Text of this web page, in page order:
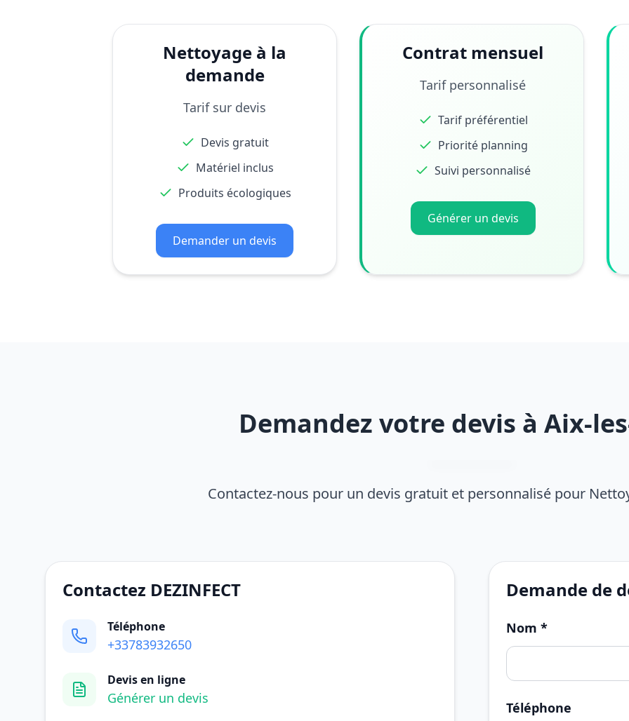
Nettoyage à la
demande
Tarif sur devis
Devis gratuit
Matériel inclus
Produits écologiques
Demander un devis
Contrat mensuel
Tarif personnalisé
Tarif préférentiel
Priorité planning
Suivi personnalisé
Générer un devis
Demandez votre devis à Aix-
Contactez-nous pour un devis gratuit et personnalisé pour
Contactez DEZINFECT
Téléphone
+33783932650
Devis en ligne
Générer un devis
Demande de
Nom *
Téléphone